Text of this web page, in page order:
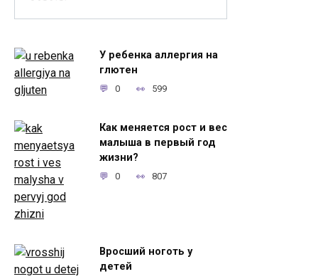
У ребенка аллергия на
глютен
0 599
Как меняется рост и вес
малыша в первый год
жизни?
0 807
Вросший ноготь у
детей